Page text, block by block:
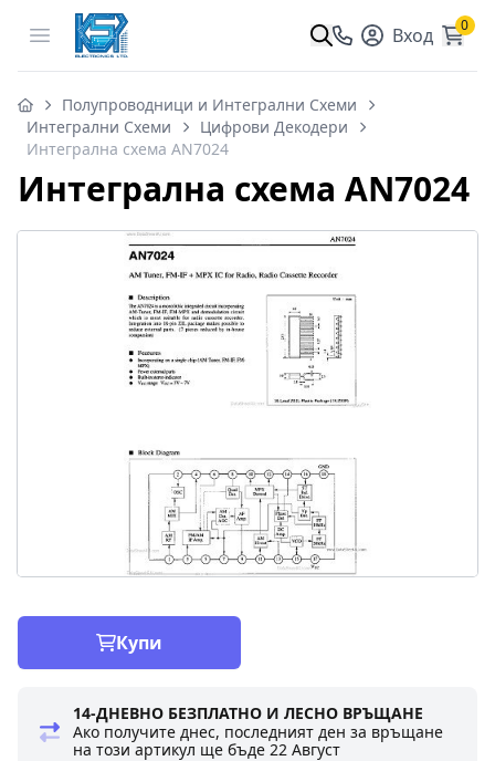
Open menu Вход 0
Полупроводници и Интегрални Схеми
Интегрални Схеми
Цифрови Декодери
Интегрална схема AN7024
Интегрална схема AN7024
Купи
14-ДНЕВНО БЕЗПЛАТНО И ЛЕСНО ВРЪЩАНЕ
Ако получите днес, последният ден за връщане
на този артикул ще бъде22 Август